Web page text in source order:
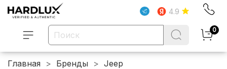
4.9
0
Главная Бренды Jeep